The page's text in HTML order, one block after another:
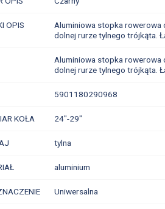
OPIS
Aluminiowa stopka rowerowa
dolnej rurze tylnego trójkąta.
Aluminiowa stopka rowerowa
dolnej rurze tylnego trójkąta.
5901180290968
KOŁA 24"-29"
tylna
aluminium
Uniwersalna